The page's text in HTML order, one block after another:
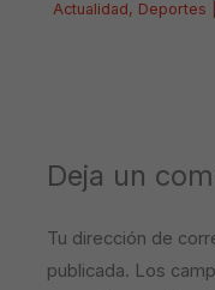
Actualidad, Deportes
Deja un
Tu dirección de
publicada. Los